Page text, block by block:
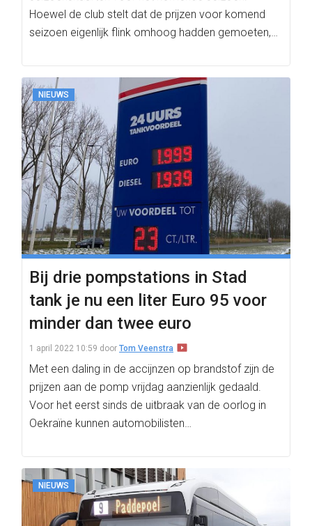
Hoewel de club stelt dat de prijzen voor komend
seizoen eigenlijk flink omhoog hadden gemoeten,…
NIEUWS
Bij drie pompstations in Stad
tank je nu een liter Euro 95 voor
minder dan twee euro
1 april 2022 10:59 door Tom Veenstra
Met een daling in de accijnzen op brandstof zijn de
prijzen aan de pomp vrijdag aanzienlijk gedaald.
Voor het eerst sinds de uitbraak van de oorlog in
Oekraïne kunnen automobilisten…
NIEUWS